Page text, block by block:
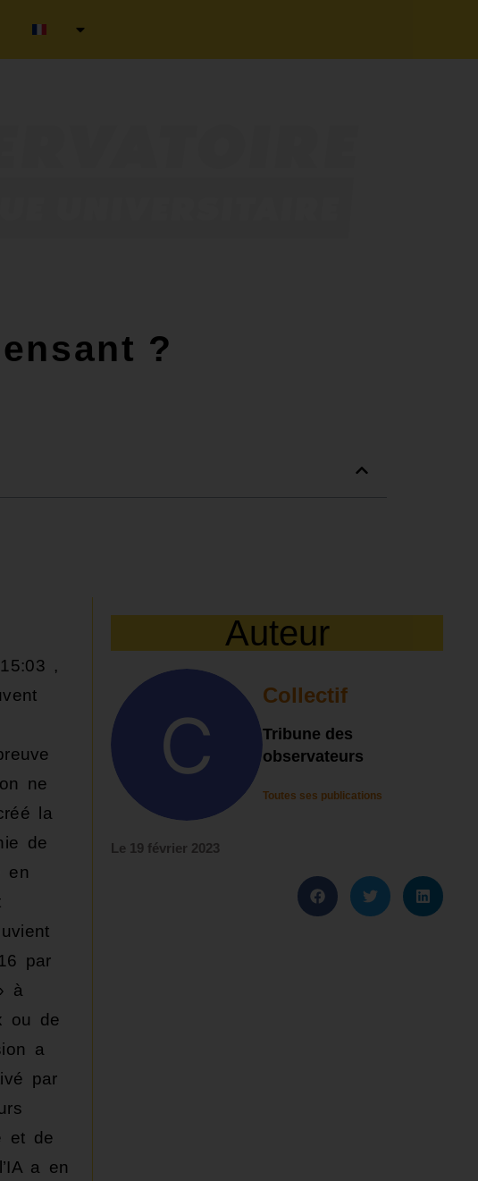
?
,
ne
la
de
en
par
à
ou de
a
par
et de
a en
Auteur
Collectif
Tribune des
observateurs
Toutes ses publications
Le 19 février 2023